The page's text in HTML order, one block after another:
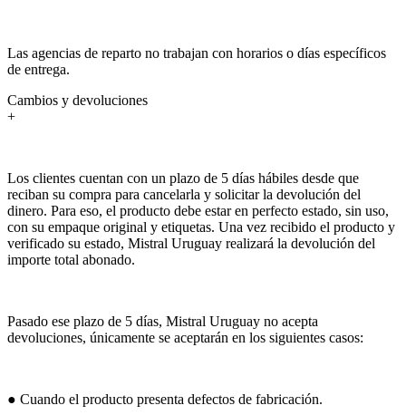
Las agencias de reparto no trabajan con horarios o días específicos
de entrega.
Cambios y devoluciones
+
Los clientes cuentan con un plazo de 5 días hábiles desde que
reciban su compra para cancelarla y solicitar la devolución del
dinero. Para eso, el producto debe estar en perfecto estado, sin uso,
con su empaque original y etiquetas. Una vez recibido el producto y
verificado su estado, Mistral Uruguay realizará la devolución del
importe total abonado.
Pasado ese plazo de 5 días, Mistral Uruguay no acepta
devoluciones, únicamente se aceptarán en los siguientes casos:
● Cuando el producto presenta defectos de fabricación.